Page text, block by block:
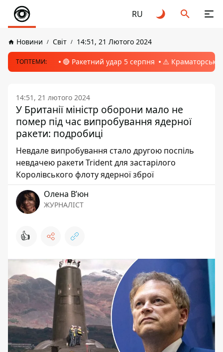
RU
Новини Світ 14:51, 21 Лютого 2024
ТОПТЕМИ: 🔴 Ракетний удар 5 серпня ⚠️ Краматорськ,
14:51, 21 лютого 2024
У Британії міністр оборони мало не
помер під час випробування ядерної
ракети: подробиці
Невдале випробування стало другою поспіль
невдачею ракети Trident для застарілого
Королівського флоту ядерної зброї
Олена Вʼюн
ЖУРНАЛІСТ
👍